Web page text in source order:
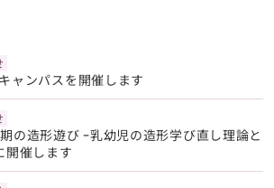
ャンパスを開催します
の造形遊び ｰ乳幼児の造形学び直し理論と
開催します